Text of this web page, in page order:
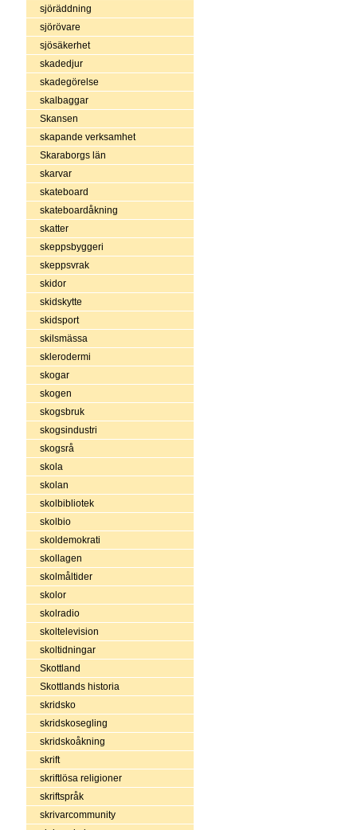
sjöräddning
sjörövare
sjösäkerhet
skadedjur
skadegörelse
skalbaggar
Skansen
skapande verksamhet
Skaraborgs län
skarvar
skateboard
skateboardåkning
skatter
skeppsbyggeri
skeppsvrak
skidor
skidskytte
skidsport
skilsmässa
sklerodermi
skogar
skogen
skogsbruk
skogsindustri
skogsrå
skola
skolan
skolbibliotek
skolbio
skoldemokrati
skollagen
skolmåltider
skolor
skolradio
skoltelevision
skoltidningar
Skottland
Skottlands historia
skridsko
skridskosegling
skridskoåkning
skrift
skriftlösa religioner
skriftspråk
skrivarcommunity